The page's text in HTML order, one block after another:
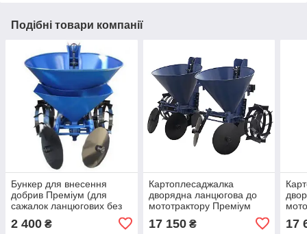
Подібні товари компанії
Бункер для внесення
добрив Преміум (для
сажалок ланцюгових без
транспортувальних коліс)
2 400 ₴
Картоплесаджалка
дворядна ланцюгова до
мототрактору Преміум
(фіксоване междурядие)
17 150₴ 17